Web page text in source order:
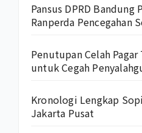
Pansus DPRD Bandung
Ranperda Pencegahan
Penutupan Celah
untuk Cegah
Kronologi Lengkap
Jakarta Pusat